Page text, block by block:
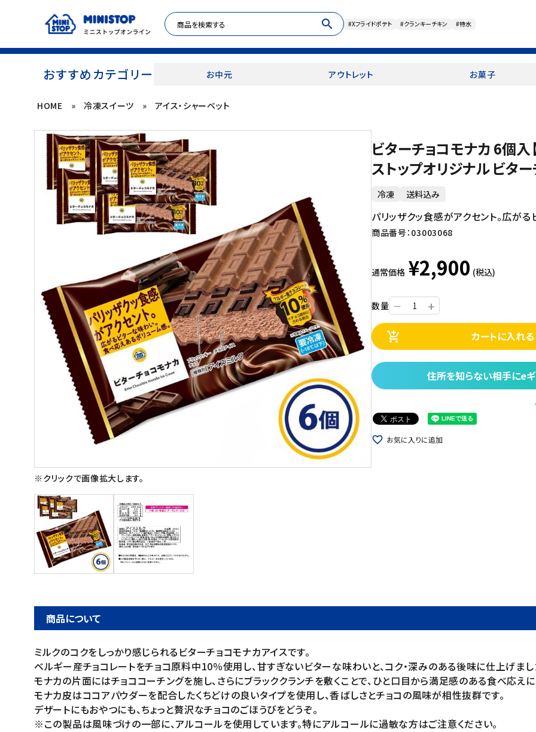
search #Xフライドポテト #クランキーチキン #特水
おすすめカテゴリー お中元 アウトレット お菓子
ACCOUNT MENU
ログイン person 新規登録
セール商品
カテゴリから探す
お菓子
フードロス
ペット用品
SHOP GUIDE
ご利用ガイド
プライバシーポリシー
利用規約
会社概要
HOME » 冷凍スイーツ » アイス・シャーベット
※クリックで画像拡大します。
ビターチョコモナカ 6個
ストップオリジナル ビタ
冷凍 送料込み
パリッザクッ食感がアクセント。広が
商品番号： 03003068
通常価格 ¥2,900 (税込)
数量 ー +
add_shopping_cart カートに入れる
住所を知らない相手にe
favorite_border お気に入りに追加
商品について
ミルクのコクをしっかり感じられるビターチョコモナカアイスです。
ベルギー産チョコレートをチョコ原料中10％使用し、甘すぎないビターな味わいと、コク・深みのある後味に仕上げまし
モナカの片面にはチョココーチングを施し、さらにブラッククランチを敷くことで、ひと口目から満足感のある食べ応えに
モナカ皮はココアパウダーを配合したくちどけの良いタイプを使用し、香ばしさとチョコの風味が相性抜群です。
デザートにもおやつにも、ちょっと贅沢なチョコのごほうびをどうぞ。
※この製品は風味づけの一部に、アルコールを使用しています。特にアルコールに過敏な方はご注意ください。